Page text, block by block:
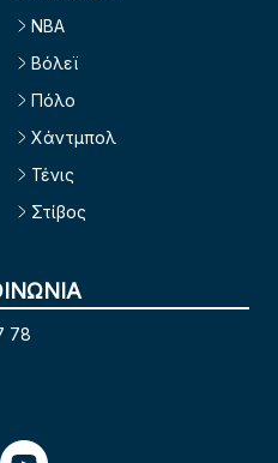
NBA
Βόλεϊ
Πόλο
Χάντμπολ
Τένις
Στίβος
78